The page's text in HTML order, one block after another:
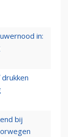
in:
bij